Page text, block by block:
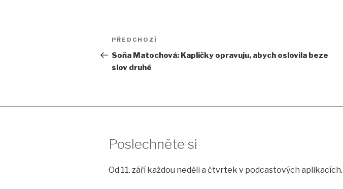
Navigace
pro
příspěvek
Předchozí
příspěvek
PŘEDCHOZÍ
Soňa Matochová: Kapličky opravuju, abych oslovila beze
slov druhé
Poslechněte si
Od 11. září každou neděli a čtvrtek v podcastových aplikacích.